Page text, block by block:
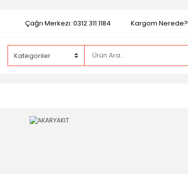
Çağrı Merkezi: 0312 311 1184
Kargom Nerede?